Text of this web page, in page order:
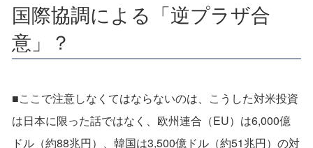
国際協調による「逆プラザ合
意」？
■ここで注意しなくてはならないのは、こうした対米投資
は日本に限った話ではなく、欧州連合（EU）は6,000億
ドル（約88兆円）、韓国は3,500億ドル（約51兆円）の対